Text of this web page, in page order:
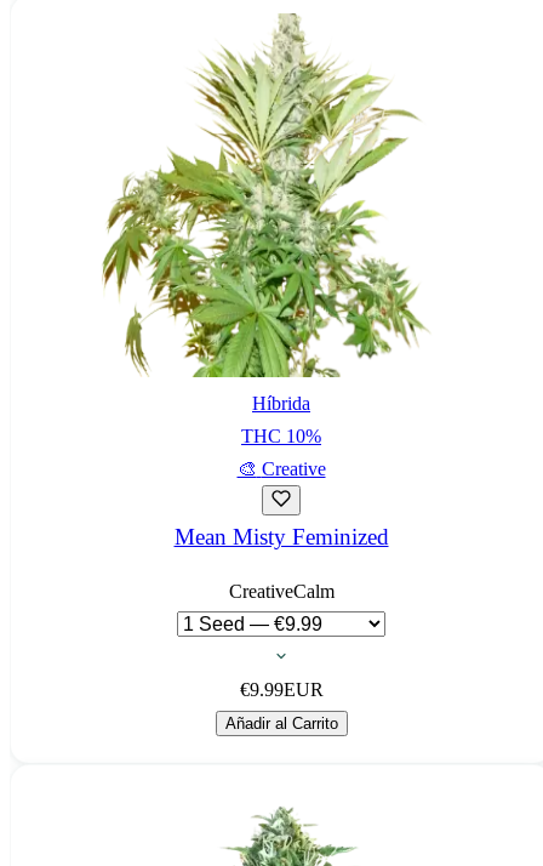
Híbrida
THC 10%
🎨 Creative
Mean Misty Feminized
CreativeCalm
€9.99EUR
Añadir al Carrito